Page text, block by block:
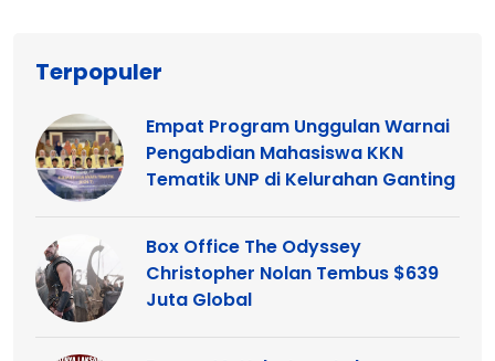
Terpopuler
Empat Program Unggulan Warnai
Pengabdian Mahasiswa KKN
Tematik UNP di Kelurahan Ganting
Box Office The Odyssey
Christopher Nolan Tembus $639
Juta Global